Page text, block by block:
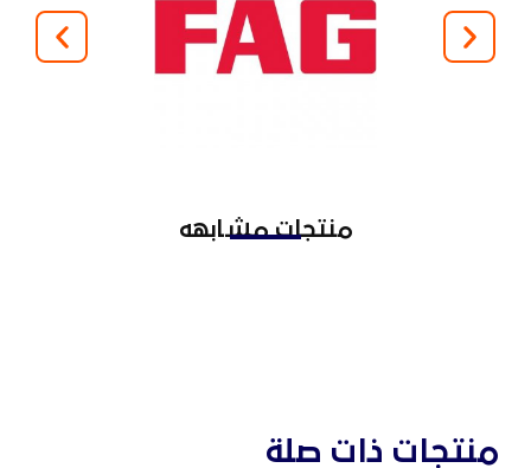
منتجات مشابهه
ذات صلة